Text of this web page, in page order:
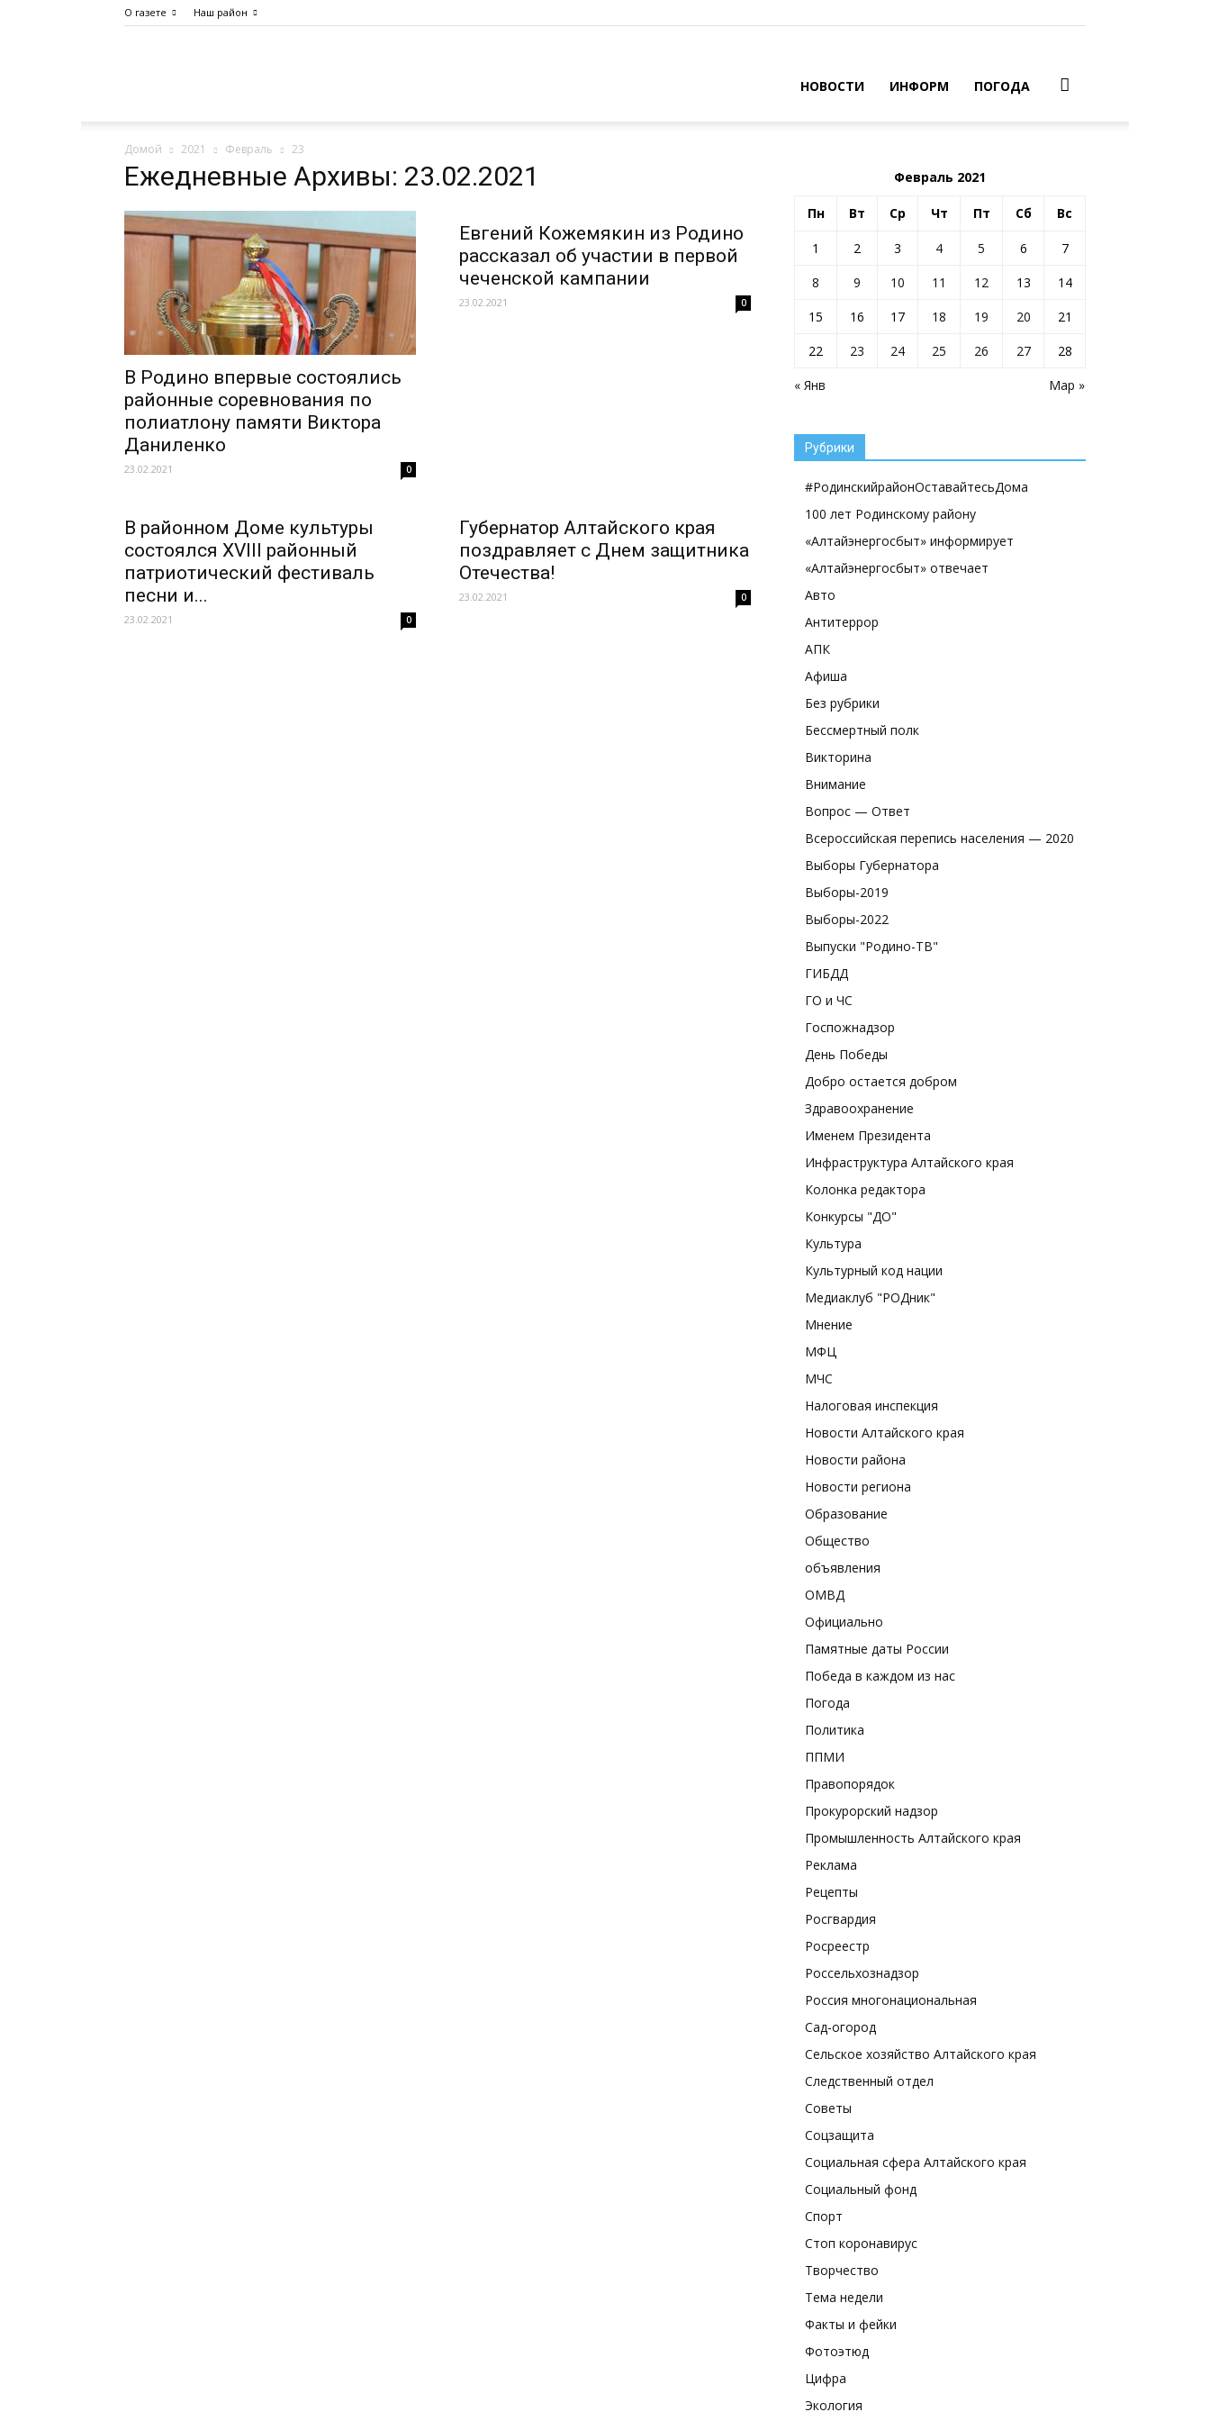
О газете Наш район
Октября
НОВОСТИ ИНФОРМ ПОГОДА
Домой 2021 Февраль 23
Ежедневные Архивы: 23.02.2021
В Родино впервые состоялись
районные соревнования по
полиатлону памяти Виктора
Даниленко
23.02.2021 0
Евгений Кожемякин из Родино
рассказал об участии в первой
чеченской кампании
23.02.2021 0
В районном Доме культуры
состоялся XVIII районный
патриотический фестиваль
песни и...
23.02.2021 0
Губернатор Алтайского края
поздравляет с Днем защитника
Отечества!
23.02.2021 0
Февраль 2021
Пн Вт Ср Чт Пт Сб Вс
« Янв Мар »
1 2 3 4 5 6
7
8
9 10 11 12 13
14
15
16 17 18 19 20
21
22
23 24 25 26 27 28
Рубрики
#РодинскийрайонОставайтесьДома
100 лет Родинскому району
«Алтайэнергосбыт» информирует
«Алтайэнергосбыт» отвечает
Авто
Антитеррор
АПК
Афиша
Без рубрики
Бессмертный полк
Викторина
Внимание
Вопрос — Ответ
Всероссийская перепись населения — 2020
Выборы Губернатора
Выборы-2019
Выборы-2022
Выпуски "Родино-ТВ"
ГИБДД
ГО и ЧС
Госпожнадзор
День Победы
Добро остается добром
Здравоохранение
Именем Президента
Инфраструктура Алтайского края
Колонка редактора
Конкурсы "ДО"
Культура
Культурный код нации
Медиаклуб "РОДник"
Мнение
МФЦ
МЧС
Налоговая инспекция
Новости Алтайского края
Новости района
Новости региона
Образование
Общество
объявления
ОМВД
Официально
Памятные даты России
Победа в каждом из нас
Погода
Политика
ППМИ
Правопорядок
Прокурорский надзор
Промышленность Алтайского края
Реклама
Рецепты
Росгвардия
Росреестр
Россельхознадзор
Россия многонациональная
Сад-огород
Сельское хозяйство Алтайского края
Следственный отдел
Советы
Соцзащита
Социальная сфера Алтайского края
Социальный фонд
Спорт
Стоп коронавирус
Творчество
Тема недели
Факты и фейки
Фотоэтюд
Цифра
Экология